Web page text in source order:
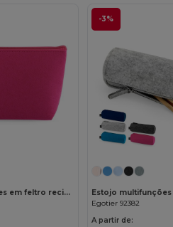
Bolsa multifunções em feltro reciclado (100% rPET)
-3%
Egotier 92382
A partir de: